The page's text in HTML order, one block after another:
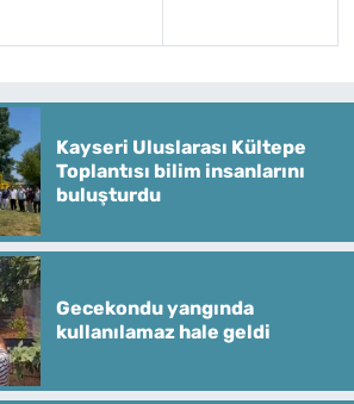
Kayseri Uluslarası Kültepe
Toplantısı bilim insanlarını
buluşturdu
Gecekondu yangında
kullanılamaz hale geldi